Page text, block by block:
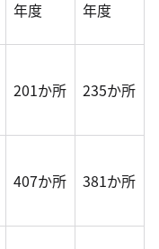
年度
年度
201か所 235か所
407か所 381か所